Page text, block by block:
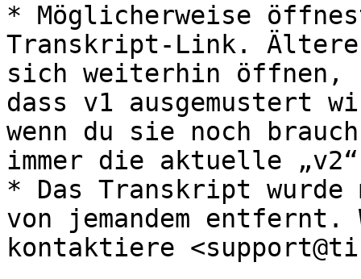
* Möglicherweise
Transkript-Link. Ältere
sich weiterhin öffnen,
dass v1 ausgemustert
wenn du sie noch
immer die aktuelle
* Das Transkript wurde
von jemandem entfernt.
kontaktiere